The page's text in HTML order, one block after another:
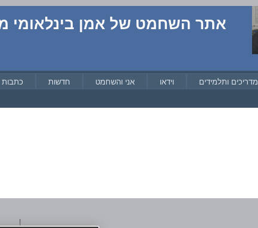
אתר השחמט של אמן בינלאומי
כתבות חדשות אני והשחמט וידאו
מדריכים ותלמידים
|